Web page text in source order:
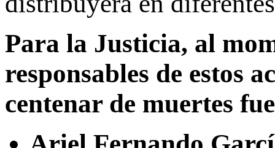
Para la Justicia, al
responsables de estos
centenar de muertes